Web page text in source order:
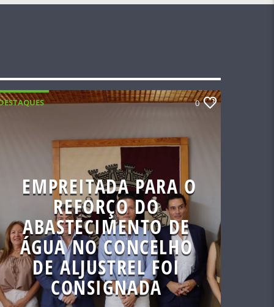
0
EMPREITADA PARA O
REFORÇO DO
ABASTECIMENTO DE
ÁGUA NO CONCELHO
DE ALJUSTREL FOI
CONSIGNADA